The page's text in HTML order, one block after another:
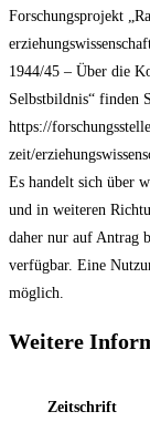
Forschungsprojekt
1944/45 – Über die
Selbstbildnis“ finden
https://
zeit/
Es handelt sich über
und in weiteren
daher nur auf Antrag
verfügbar. Eine
möglich.
Weitere
Zeitschrift